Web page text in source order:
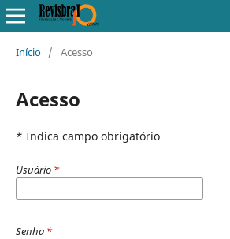
Início / Acesso
Acesso
* Indica campo obrigatório
Usuário *
Senha *